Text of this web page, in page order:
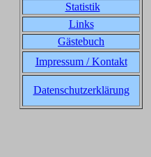
Statistik
Links
Gästebuch
Impressum / Kontakt
Datenschutzerklärung